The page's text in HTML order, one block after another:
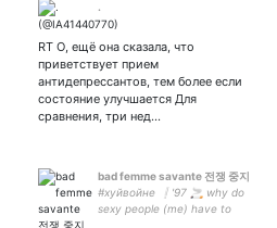
.
RT О, ещё она сказала, что
приветствует прием
антидепрессантов, тем более если
состояние улучшается Для
сравнения, три нед…
bad femme savante 전쟁 중지
#хуйвойне ❕'97 🚬 why do
sexy people (me) have to